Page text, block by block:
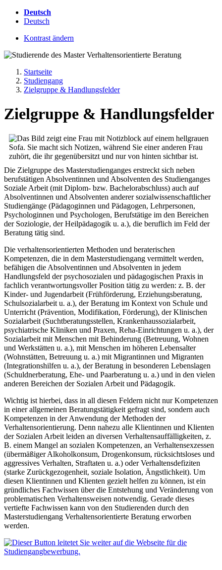
Deutsch
Deutsch
Kontrast ändern
Startseite
Studiengang
Zielgruppe & Handlungsfelder
Zielgruppe & Handlungsfelder
Die Zielgruppe des Masterstudienganges erstreckt sich neben
berufstätigen Absolventinnen und Absolventen des Studienganges
Soziale Arbeit (mit Diplom- bzw. Bachelorabschluss) auch auf
Absolventinnen und Absolventen anderer sozialwissenschaftlicher
Studiengänge (Pädagoginnen und Pädagogen, Lehrpersonen,
Psychologinnen und Psychologen, Berufstätige im den Bereichen
der Soziologie, der Heilpädagogik u. a.), die beruflich im Feld der
Beratung tätig sind.
Die verhaltensorientierten Methoden und beraterischen
Kompetenzen, die in dem Masterstudiengang vermittelt werden,
befähigen die Absolventinnen und Absolventen in jedem
Handlungsfeld der psychosozialen und pädagogischen Praxis in
fachlich verantwortungsvoller Position tätig zu werden: z. B. der
Kinder- und Jugendarbeit (Frühförderung, Erziehungsberatung,
Schulsozialarbeit u. a.), der Beratung im Kontext von Schule und
Unterricht (Prävention, Modifikation, Förderung), der Klinischen
Sozialarbeit (Suchtberatungsstellen, Krankenhaussozialarbeit,
psychiatrische Kliniken und Praxen, Reha-Einrichtungen u. a.), der
Sozialarbeit mit Menschen mit Behinderung (Betreuung, Wohnen
und Werkstätten u. a.), mit Menschen im höheren Lebensalter
(Wohnstätten, Betreuung u. a.) mit Migrantinnen und Migranten
(Integrationshilfen u. a.), der Beratung in besonderen Lebenslagen
(Schuldnerberatung, Ehe- und Paarberatung u. a.) und in den vielen
anderen Bereichen der Sozialen Arbeit und Pädagogik.
Wichtig ist hierbei, dass in all diesen Feldern nicht nur Kompetenzen
in einer allgemeinen Beratungstätigkeit gefragt sind, sondern auch
Kompetenzen in der Anwendung der Methoden der
Verhaltensorientierung. Denn nahezu alle Klientinnen und Klienten
der Sozialen Arbeit leiden an diversen Verhaltensauffälligkeiten, z.
B. einem Mangel an sozialen Kompetenzen, an Verhaltensexzessen
(übermäßiger Alkoholkonsum, Drogenkonsum, rücksichtsloses und
aggressives Verhalten, Straftaten u. a.) oder Verhaltensdefiziten
(starke Zurückgezogenheit, soziale Isolation, Ängstlichkeit). Um
diesen Klientinnen und Klienten gezielt helfen zu können, ist ein
gründliches Fachwissen über die Entstehung und Veränderung von
problematischen Verhaltensweisen notwendig. Gerade dieses
vertiefte Fachwissen kann von den Studierenden durch den
Masterstudiengang Verhaltensorientierte Beratung erworben
werden.